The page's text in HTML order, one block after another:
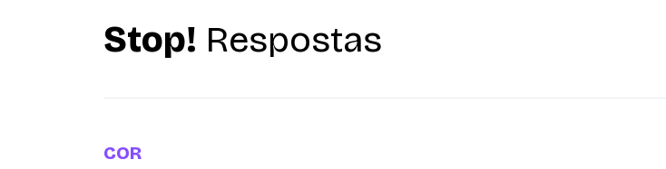
Stop! Respostas
COR